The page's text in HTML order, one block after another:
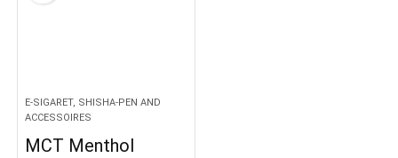
E-SIGARET, SHISHA-PEN AND
ACCESSOIRES
MCT Menthol